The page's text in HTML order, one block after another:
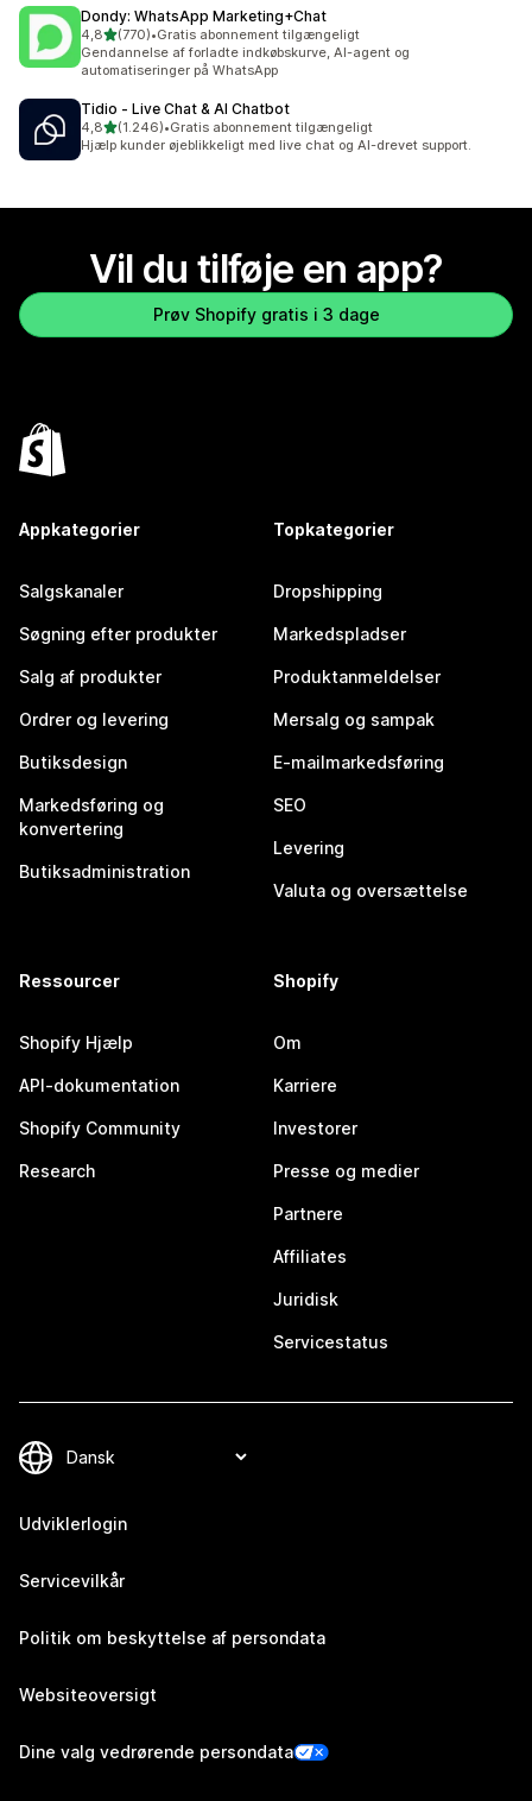
Dondy: WhatsApp Marketing+Chat
4,8ud af 5 stjerner
(770)
770 anmeldelser i alt
•Gratis abonnement tilgængeligt
Gendannelse af forladte indkøbskurve, AI-agent og
automatiseringer på WhatsApp
Tidio ‑ Live Chat & AI Chatbot
4,8ud af 5 stjerner
(1.246)
1246 anmeldelser i alt
•Gratis abonnement tilgængeligt
Hjælp kunder øjeblikkeligt med live chat og AI-drevet support.
Vil du tilføje en app?
Prøv Shopify gratis i 3 dage
Appkategorier
Salgskanaler
Søgning efter produkter
Salg af produkter
Ordrer og levering
Butiksdesign
Markedsføring og
konvertering
Butiksadministration
Topkategorier
Dropshipping
Markedspladser
Produktanmeldelser
Mersalg og sampak
E-mailmarkedsføring
SEO
Levering
Valuta og oversættelse
Ressourcer
Shopify Hjælp
API-dokumentation
Shopify Community
Research
Shopify
Om
Karriere
Investorer
Presse og medier
Partnere
Affiliates
Juridisk
Servicestatus
Udviklerlogin
Servicevilkår
Politik om beskyttelse af persondata
Websiteoversigt
Dine valg vedrørende persondata